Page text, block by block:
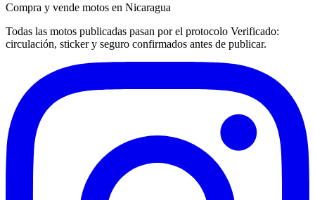
Compra y vende motos en Nicaragua
Todas las motos publicadas pasan por el protocolo Verificado:
circulación, sticker y seguro confirmados antes de publicar.